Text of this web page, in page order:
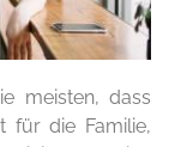
meisten, dass
für die Familie,